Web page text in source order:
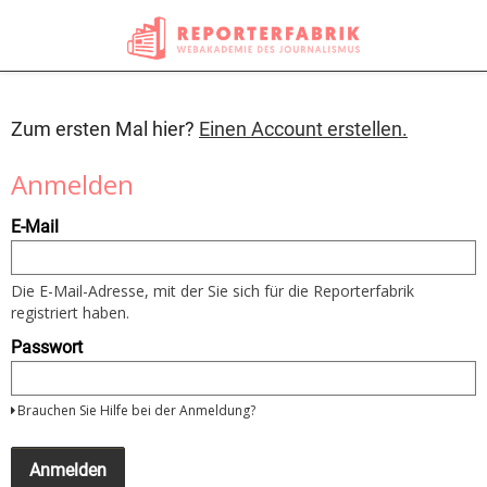
Zum ersten Mal hier? Einen Account erstellen.
Anmelden
Um
sich
nutzen
Sie
bitte
Ihre
E-
Mail
und
Ihr
Wenn
Sie
noch
E-Mail
Die E-Mail-Adresse, mit der Sie sich für die Reporterfabrik
registriert haben.
Passwort
Brauchen Sie Hilfe bei der Anmeldung?
Anmelden